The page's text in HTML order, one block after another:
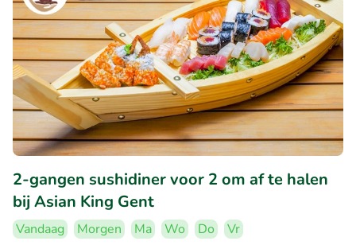
2-gangen sushidiner voor 2 om af te halen
bij Asian King Gent
Vandaag Morgen Ma Wo Do
Vr